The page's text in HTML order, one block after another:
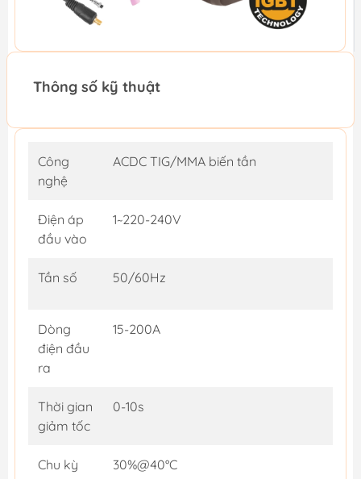
Thông số kỹ thuật
Công
nghệ
ACDC TIG/MMA biến tần
Điện áp
đầu vào
1~220-240V
Tần số 50/60Hz
Dòng
điện đầu
ra
15-200A
Thời gian
giảm tốc
0-10s
Chu kỳ
30%@40°C